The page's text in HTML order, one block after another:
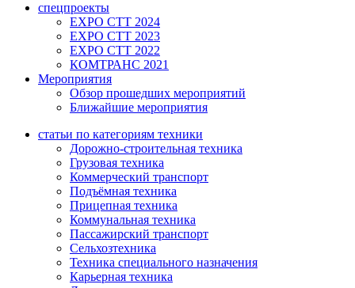
спецпроекты
EXPO CTT 2024
EXPO CTT 2023
EXPO CTT 2022
КОМТРАНС 2021
Мероприятия
Обзор прошедших мероприятий
Ближайшие мероприятия
статьи по категориям техники
Дорожно-строительная техника
Грузовая техника
Коммерческий транспорт
Подъёмная техника
Прицепная техника
Коммунальная техника
Пассажирский транспорт
Сельхозтехника
Техника специального назначения
Карьерная техника